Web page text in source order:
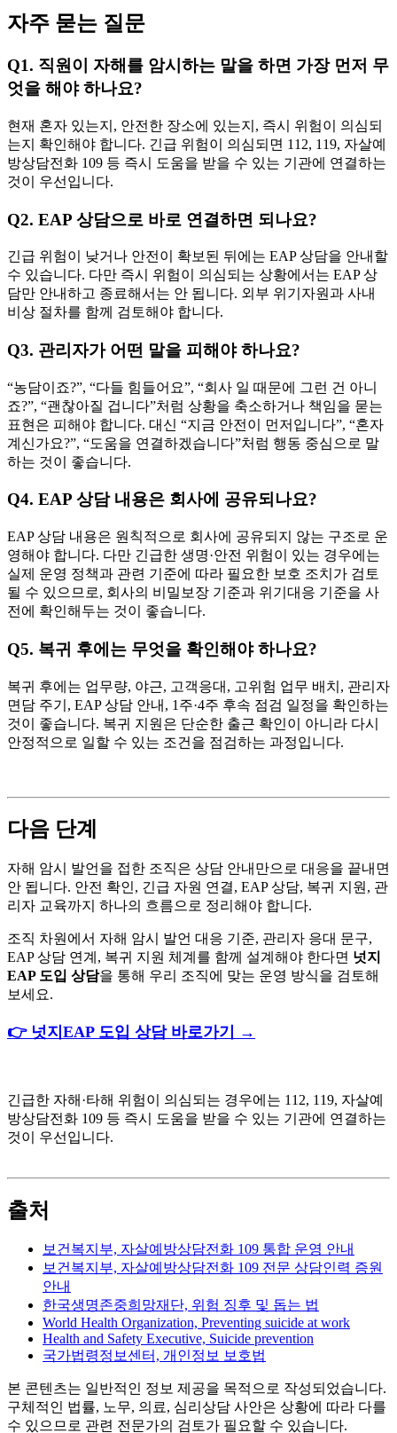
자주 묻는 질문
Q1. 직원이 자해를 암시하는 말을 하면 가장 먼저 무
엇을 해야 하나요?
현재 혼자 있는지, 안전한 장소에 있는지, 즉시 위험이 의심되
는지 확인해야 합니다. 긴급 위험이 의심되면 112, 119, 자살예
방상담전화 109 등 즉시 도움을 받을 수 있는 기관에 연결하는
것이 우선입니다.
Q2. EAP 상담으로 바로 연결하면 되나요?
긴급 위험이 낮거나 안전이 확보된 뒤에는 EAP 상담을 안내할
수 있습니다. 다만 즉시 위험이 의심되는 상황에서는 EAP 상
담만 안내하고 종료해서는 안 됩니다. 외부 위기자원과 사내
비상 절차를 함께 검토해야 합니다.
Q3. 관리자가 어떤 말을 피해야 하나요?
“농담이죠?”, “다들 힘들어요”, “회사 일 때문에 그런 건 아니
죠?”, “괜찮아질 겁니다”처럼 상황을 축소하거나 책임을 묻는
표현은 피해야 합니다. 대신 “지금 안전이 먼저입니다”, “혼자
계신가요?”, “도움을 연결하겠습니다”처럼 행동 중심으로 말
하는 것이 좋습니다.
Q4. EAP 상담 내용은 회사에 공유되나요?
EAP 상담 내용은 원칙적으로 회사에 공유되지 않는 구조로 운
영해야 합니다. 다만 긴급한 생명·안전 위험이 있는 경우에는
실제 운영 정책과 관련 기준에 따라 필요한 보호 조치가 검토
될 수 있으므로, 회사의 비밀보장 기준과 위기대응 기준을 사
전에 확인해두는 것이 좋습니다.
Q5. 복귀 후에는 무엇을 확인해야 하나요?
복귀 후에는 업무량, 야근, 고객응대, 고위험 업무 배치, 관리자
면담 주기, EAP 상담 안내, 1주·4주 후속 점검 일정을 확인하는
것이 좋습니다. 복귀 지원은 단순한 출근 확인이 아니라 다시
안정적으로 일할 수 있는 조건을 점검하는 과정입니다.
다음 단계
자해 암시 발언을 접한 조직은 상담 안내만으로 대응을 끝내면
안 됩니다. 안전 확인, 긴급 자원 연결, EAP 상담, 복귀 지원, 관
리자 교육까지 하나의 흐름으로 정리해야 합니다.
조직 차원에서 자해 암시 발언 대응 기준, 관리자 응대 문구,
EAP 상담 연계, 복귀 지원 체계를 함께 설계해야 한다면 넛지
EAP 도입 상담을 통해 우리 조직에 맞는 운영 방식을 검토해
보세요.
👉 넛지EAP 도입 상담 바로가기 →
긴급한 자해·타해 위험이 의심되는 경우에는 112, 119, 자살예
방상담전화 109 등 즉시 도움을 받을 수 있는 기관에 연결하는
것이 우선입니다.
출처
보건복지부, 자살예방상담전화 109 통합 운영 안내
보건복지부, 자살예방상담전화 109 전문 상담인력 증원
안내
한국생명존중희망재단, 위험 징후 및 돕는 법
World Health Organization, Preventing suicide at work
Health and Safety Executive, Suicide prevention
국가법령정보센터, 개인정보 보호법
본 콘텐츠는 일반적인 정보 제공을 목적으로 작성되었습니다.
구체적인 법률, 노무, 의료, 심리상담 사안은 상황에 따라 다를
수 있으므로 관련 전문가의 검토가 필요할 수 있습니다.